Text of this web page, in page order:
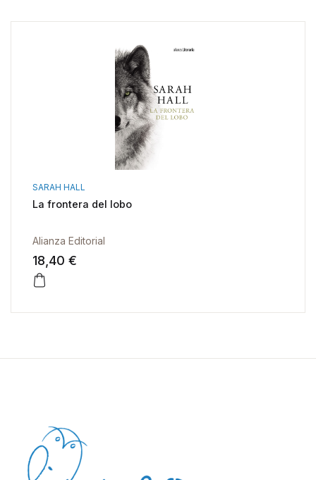
SARAH HALL
La frontera del lobo
Alianza Editorial
18,40 €